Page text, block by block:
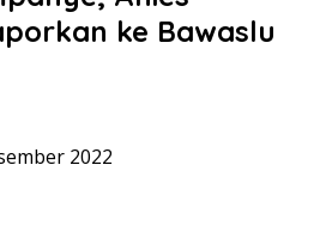
ke Bawaslu
2022